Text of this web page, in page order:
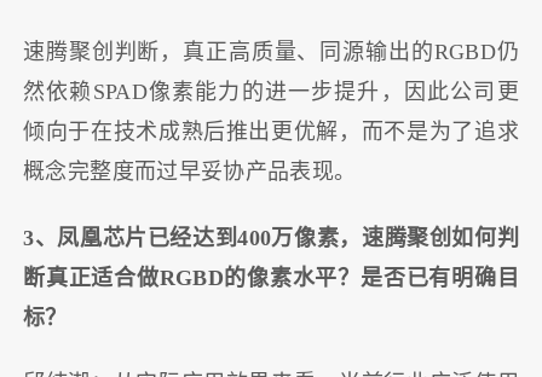
速腾聚创判断，真正高质量、同源输出的RGBD仍
然依赖SPAD像素能力的进一步提升，因此公司更
倾向于在技术成熟后推出更优解，而不是为了追求
概念完整度而过早妥协产品表现。
3、凤凰芯片已经达到400万像素，速腾聚创如何判
断真正适合做RGBD的像素水平？是否已有明确目
标？